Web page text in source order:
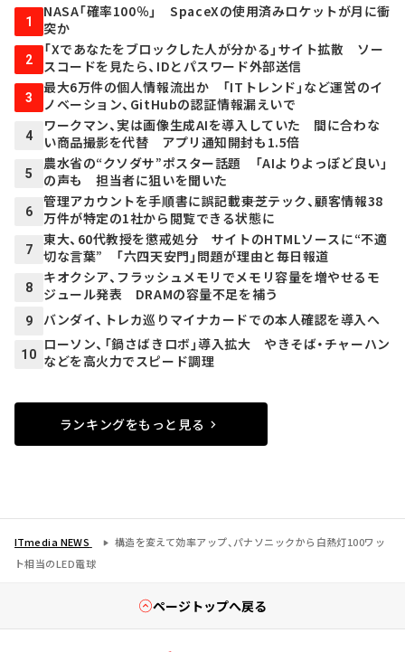
1
NASA「確率100％」 SpaceXの使用済みロケットが月に衝
突か
2
「Xであなたをブロックした人が分かる」サイト拡散 ソー
スコードを見たら、IDとパスワード外部送信
3
最大6万件の個人情報流出か 「ITトレンド」など運営のイ
ノベーション、GitHubの認証情報漏えいで
4
ワークマン、実は画像生成AIを導入していた 間に合わな
い商品撮影を代替 アプリ通知開封も1.5倍
5
農水省の“クソダサ”ポスター話題 「AIよりよっぽど良い」
の声も 担当者に狙いを聞いた
6
管理アカウントを手順書に誤記載――東芝テック、顧客情報38
万件が特定の1社から閲覧できる状態に
7
東大、60代教授を懲戒処分 サイトのHTMLソースに“不適
切な言葉” 「六四天安門」問題が理由と毎日報道
8
キオクシア、フラッシュメモリでメモリ容量を増やせるモ
ジュール発表 DRAMの容量不足を補う
9 バンダイ、トレカ巡りマイナカードでの本人確認を導入へ
10
ローソン、「鍋さばきロボ」導入拡大 やきそば・チャーハン
などを高火力でスピード調理
ランキングをもっと見る
ITmedia NEWS
構造を変えて効率アップ、パナソニックから白熱灯100ワッ
ト相当のLED電球
ページトップへ戻る